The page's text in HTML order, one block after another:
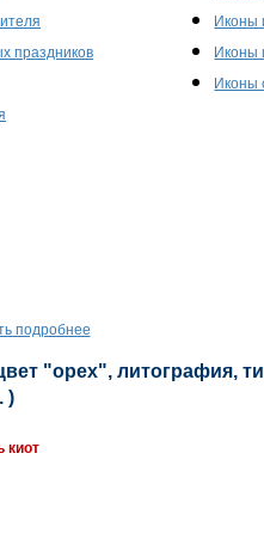
праздников
Иконы
Иконы
Иконы
подробнее
"орех", литография,
)
киот